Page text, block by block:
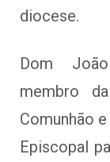
diocese.
Dom
membro
Comunhão
Episcopal